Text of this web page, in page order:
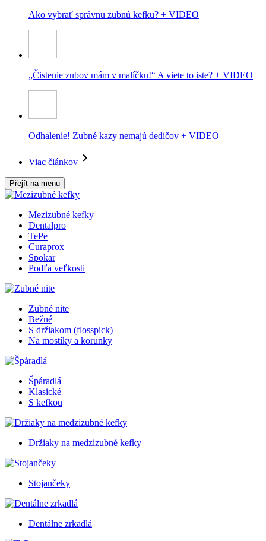
Ako vybrať správnu zubnú kefku? + VIDEO
„Čistenie zubov mám v malíčku!“ A viete to iste? + VIDEO
Odhalenie! Zubné kazy nemajú dedičov + VIDEO
Viac článkov
Přejít na menu
Mezizubné kefky
Dentalpro
TePe
Curaprox
Spokar
Podľa veľkosti
Zubné nite
Bežné
S držiakom (flosspick)
Na mostíky a korunky
Špáradlá
Klasické
S kefkou
Držiaky na medzizubné kefky
Stojančeky
Dentálne zrkadlá